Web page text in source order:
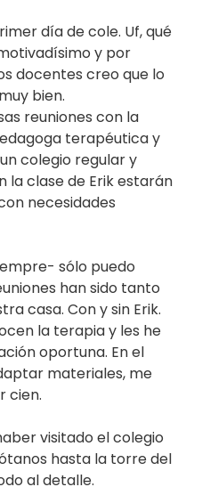
día de cole. Uf, qué
y por
docentes creo que lo
bien.
reuniones con la
terapéutica y
colegio regular y
la clase de Erik estarán
necesidades
sólo puedo
han sido tanto
casa. Con y sin Erik.
la terapia y les he
oportuna. En el
materiales, me
cien.
visitado el colegio
hasta la torre del
al detalle.